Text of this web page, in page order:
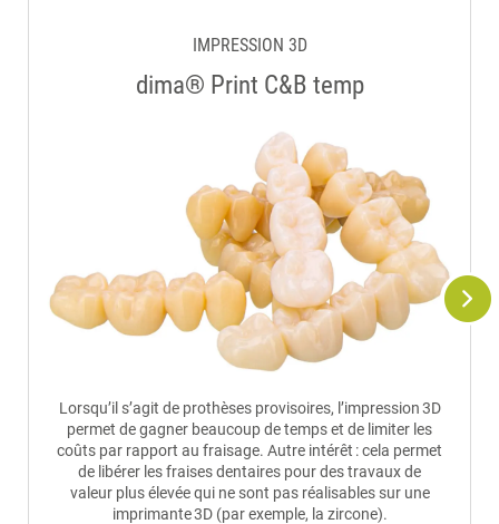
IMPRESSION 3D
dima® Print C&B temp
Lorsqu’il s’agit de prothèses provisoires, l’impression 3D
permet de gagner beaucoup de temps et de limiter les
coûts par rapport au fraisage. Autre intérêt : cela permet
de libérer les fraises dentaires pour des travaux de
valeur plus élevée qui ne sont pas réalisables sur une
imprimante 3D (par exemple, la zircone).